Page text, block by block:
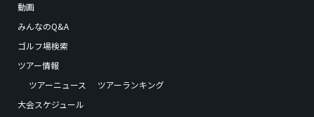
動画
みんなのQ&A
ゴルフ場検索
ツアー情報
ツアーニュース
ツアーランキング
大会スケジュール